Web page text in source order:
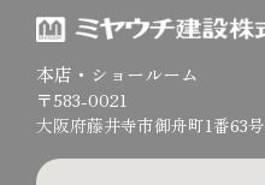
本店・ショールーム
〒583-0021
大阪府藤井寺市御舟町1番63号